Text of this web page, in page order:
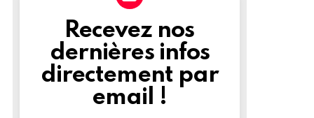
NEWSLETTER
Recevez nos
dernières infos
directement par
email !